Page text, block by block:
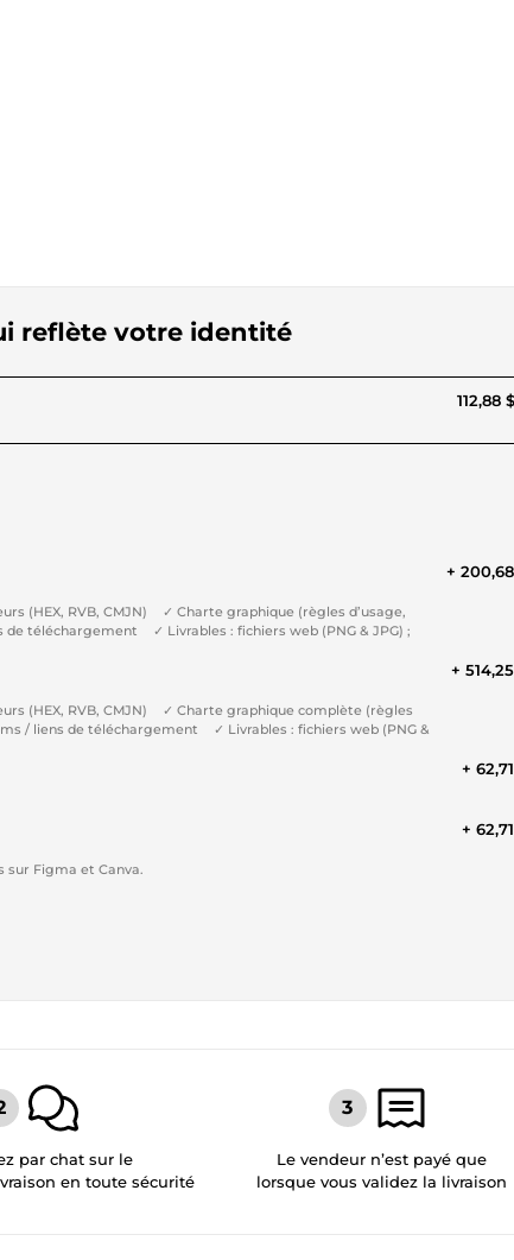
reflète votre identité
112,88
(HEX, RVB, CMJN) ✓ Charte graphique (règles d’usage,
téléchargement ✓ Livrables : fichiers web (PNG & JPG) ;
+
(HEX, RVB, CMJN) ✓ Charte graphique complète (règles
/ liens de téléchargement ✓ Livrables : fichiers web (PNG &
+
+
sur Figma et Canva.
+
par chat sur le
en toute sécurité
Le vendeur n’est payé que
lorsque vous validez la livraison